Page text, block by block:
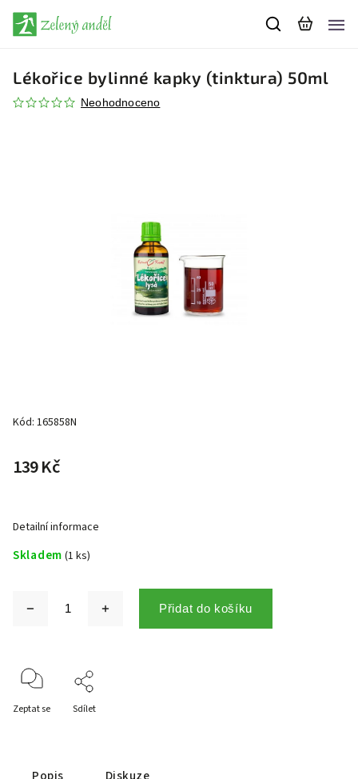
Lékořice bylinné kapky (tinktura) 50ml
Neohodnoceno
Kód: 165858N
139 Kč
Skladem (1 ks)
Přidat do košíku
Detailní informace
Zeptat se Sdílet